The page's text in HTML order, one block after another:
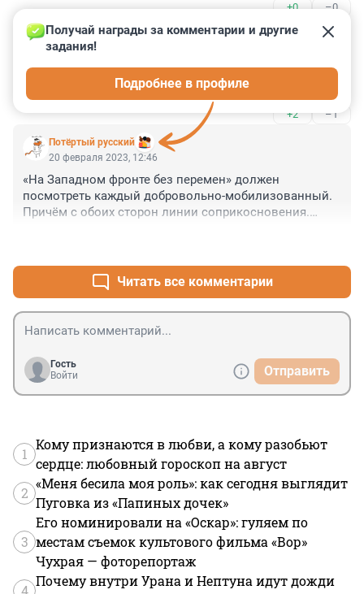
собирать СМС-ками деньги на больных детей. На
танки и ракеты есть средства у правительства, а на
детей - постоянно недостает. Дети наше будущее.
+0 –0
Гость
20 февраля 2023, 12:59
Сколько ещё сезонов можно создать от Подвального
до Отвального 🤩
+2 –1
Потёртый русский
Получай награды за комментарии и другие
задания!
Подробнее в профиле
20 февраля 2023, 12:46
«На Западном фронте без перемен» должен
посмотреть каждый добровольно-мобилизованный.
Причём с обоих сторон линии соприкосновения.
Читать все комментарии
Гость
Войти
Отправить
1
Кому признаются в любви, а кому разобьют
сердце: любовный гороскоп на август
2
«Меня бесила моя роль»: как сегодня выглядит
Пуговка из «Папиных дочек»
3
Его номинировали на «Оскар»: гуляем по
местам съемок культового фильма «Вор»
Чухрая — фоторепортаж
4
Почему внутри Урана и Нептуна идут дожди